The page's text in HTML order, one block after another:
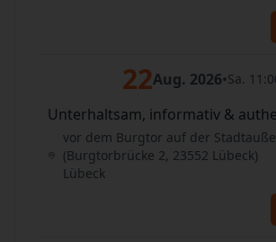
22Aug. 2026•Sa.
Unterhaltsam, informativ &
vor dem Burgtor auf der
(Burgtorbrücke 2, 23552 Lübeck)
Lübeck